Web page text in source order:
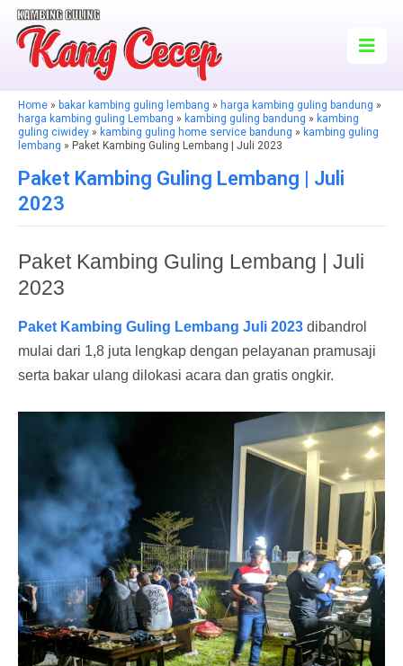
Home » bakar kambing guling lembang » harga kambing guling bandung »
harga kambing guling Lembang » kambing guling bandung » kambing
guling ciwidey » kambing guling home service bandung » kambing guling
lembang » Paket Kambing Guling Lembang | Juli 2023
Paket Kambing Guling Lembang | Juli
2023
Paket Kambing Guling Lembang | Juli
2023
Paket Kambing Guling Lembang Juli 2023 dibandrol
mulai dari 1,8 juta lengkap dengan pelayanan pramusaji
serta bakar ulang dilokasi acara dan gratis ongkir.